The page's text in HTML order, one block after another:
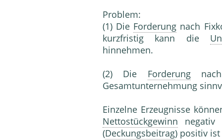
Problem:
(1) Die Forderung nach
kurzfristig kann die
hinnehmen.
(2) Die Forderungnach
Gesamtunternehmung
Einzelne Erzeugnisse
Nettostückgewinn negativ
(Deckungsbeitrag) positiv ist